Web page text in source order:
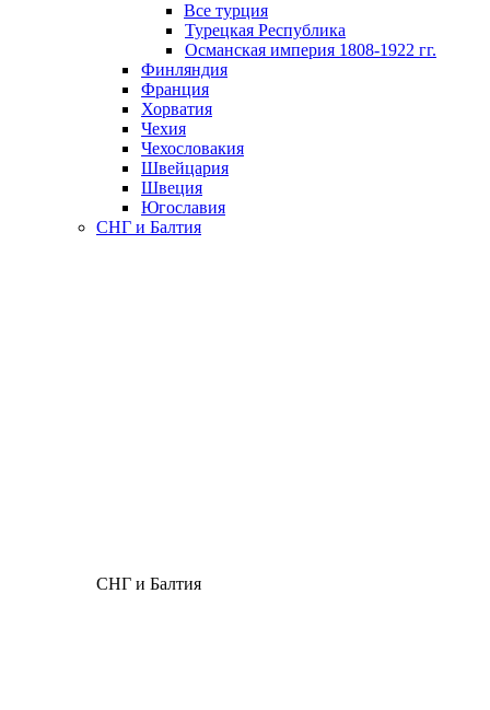
Все турция
Турецкая Республика
Османская империя 1808-1922 гг.
Финляндия
Франция
Хорватия
Чехия
Чехословакия
Швейцария
Швеция
Югославия
СНГ и Балтия
СНГ и Балтия